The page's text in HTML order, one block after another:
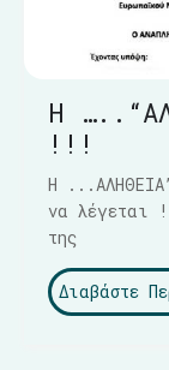
Η
!!!
Η
να λέγεται
της
Διαβάστε